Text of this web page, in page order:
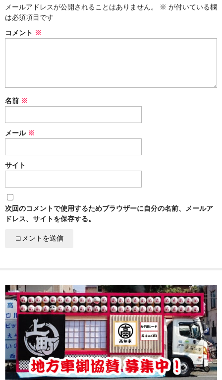
動画
振付
メールアドレスが公開されることはありません。
※ が付いている欄
は必須項目です
コメント ※
名前 ※
メール ※
サイト
次回のコメントで使用するためブラウザーに自分の名前、メールア
ドレス、サイトを保存する。